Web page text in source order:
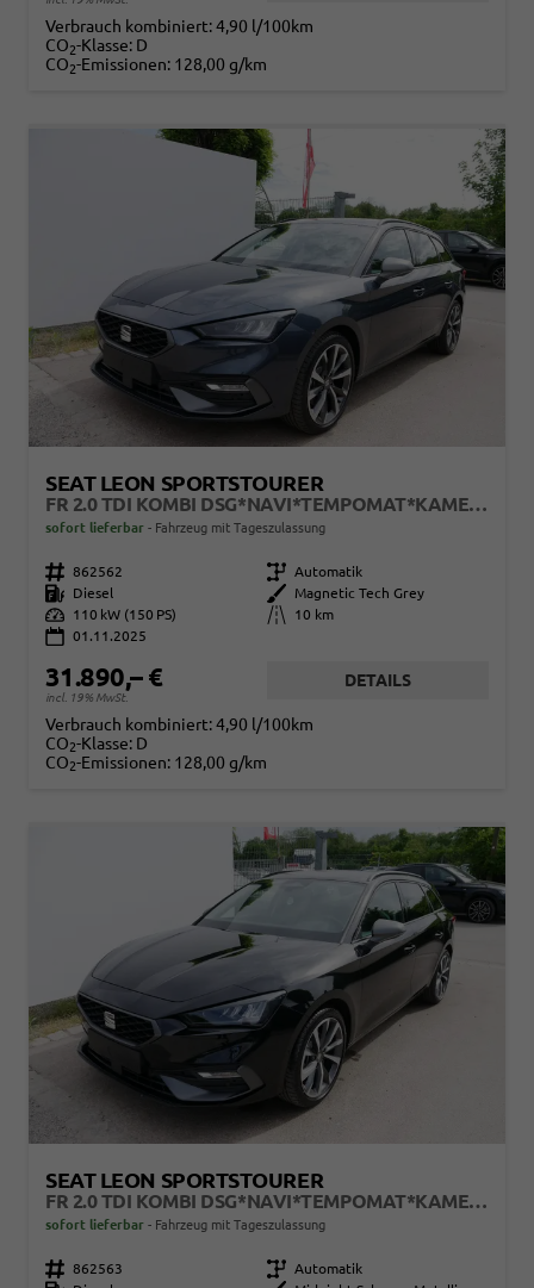
Verbrauch kombiniert:4,90 l/100km
CO2-Klasse: D
CO2-Emissionen: 128,00 g/km
SEAT LEON SPORTSTOURER
FR 2.0 TDI KOMBI DSG*NAVI*TEMPOMAT*KAMERA*KEYLESS-GO*VIRTUAL COCKPIT*
sofort lieferbar Fahrzeug mit Tageszulassung
Fahrzeugnr. 862562 Getriebe Automatik
Kraftstoff
Diesel Außenfarbe
Magnetic Tech Grey
Leistung
110 kW (150 PS) Kilometerstand
10 km
01.11.2025
31.890,– €
incl. 19% MwSt.
DETAILS
Verbrauch kombiniert:4,90 l/100km
CO2-Klasse: D
CO2-Emissionen: 128,00 g/km
SEAT LEON SPORTSTOURER
FR 2.0 TDI KOMBI DSG*NAVI*TEMPOMAT*KAMERA*KEYLESS-GO*VIRTUAL COCKPIT*
sofort lieferbar Fahrzeug mit Tageszulassung
Fahrzeugnr. 862563 Getriebe Automatik